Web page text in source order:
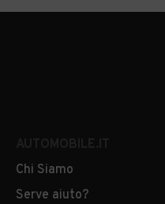
Chi Siamo
Serve aiuto?